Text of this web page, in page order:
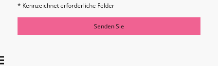
* Kennzeichnet erforderliche Felder
Senden Sie